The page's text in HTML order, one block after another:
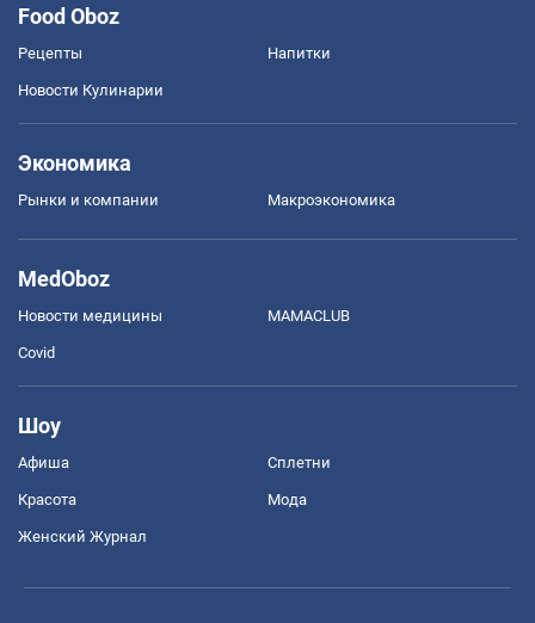
Food Oboz
Рецепты Напитки
Новости Кулинарии
Экономика
Рынки и компании Mакроэкономика
MedOboz
Новости медицины MAMACLUB
Covid
Шоу
Афиша Сплетни
Красота Мода
Женский Журнал